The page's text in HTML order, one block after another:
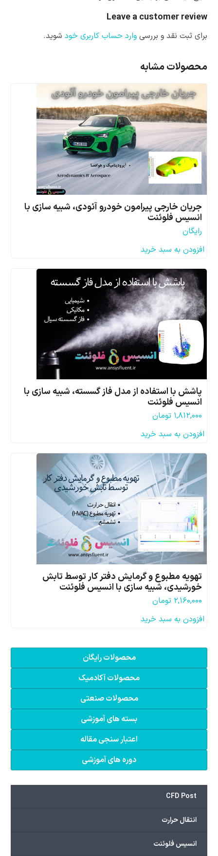
Leave a customer review
برای ثبت نقد و بررسیوارد حساب کاربری خود شوید.
محصولات مشابه
جریان خارجی پیرامون خودرو آئودی، شبیه سازی با
انسیس فلوئنت
رایگان
افزودن به سبد خرید
پاشش با استفاده از مدل فاز گسسته، شبیه سازی با
انسیس فلوئنت
۱,۸۱۲,۰۰۰ تومان
افزودن به سبد خرید
تهویه مطبوع و گرمایش دفتر کار توسط تابش
خورشیدی، شبیه سازی با انسیس فلوئنت
۲,۱۶۰,۰۰۰ تومان
افزودن به سبد خرید
محصولات رایگان
محصولات آکادمیک
محصولات صنعتی
بسته های آموزشی
اعتبار سنجی مقاله
دوره های آموزشی
CFD Post
انتقال حرارت
انسیس فلوئنت